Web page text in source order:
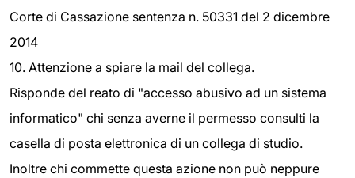
Corte di Cassazione sentenza n. 50331 del 2 dicembre
2014
10. Attenzione a spiare la mail del collega.
Risponde del reato di "accesso abusivo ad un sistema
informatico" chi senza averne il permesso consulti la
casella di posta elettronica di un collega di studio.
Inoltre chi commette questa azione non può neppure